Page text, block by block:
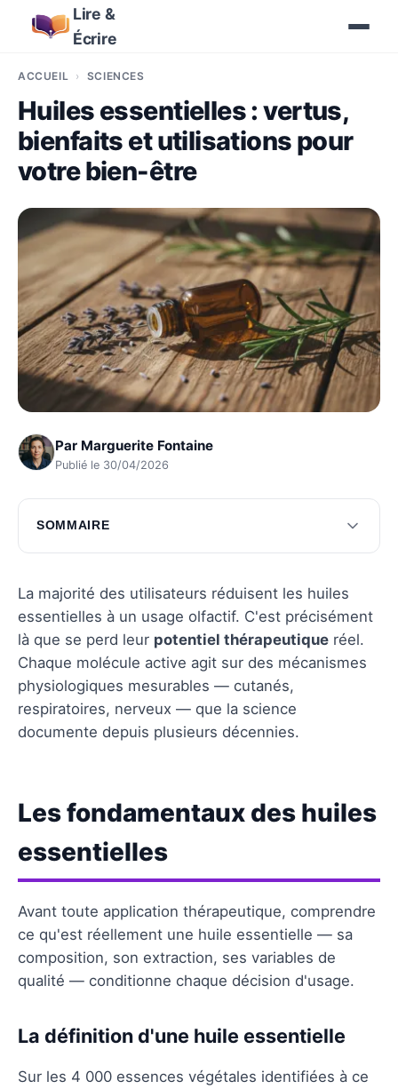
Lire &
Écrire
ACCUEIL SCIENCES
Huiles essentielles : vertus,
bienfaits et utilisations pour
votre bien-être
Par Marguerite Fontaine
Publié le 30/04/2026
SOMMAIRE
Les fondamentaux des huiles essentielles
Les vertus thérapeutiques des huiles
essentielles
Les utilisations pratiques des huiles
essentielles
Questions fréquentes
La majorité des utilisateurs réduisent les huiles
essentielles à un usage olfactif. C'est précisément
là que se perd leur potentiel thérapeutique réel.
Chaque molécule active agit sur des mécanismes
physiologiques mesurables — cutanés,
respiratoires, nerveux — que la science
documente depuis plusieurs décennies.
Les fondamentaux des huiles
essentielles
Avant toute application thérapeutique, comprendre
ce qu'est réellement une huile essentielle — sa
composition, son extraction, ses variables de
qualité — conditionne chaque décision d'usage.
La définition d'une huile essentielle
Sur les 4 000 essences végétales identifiées à ce